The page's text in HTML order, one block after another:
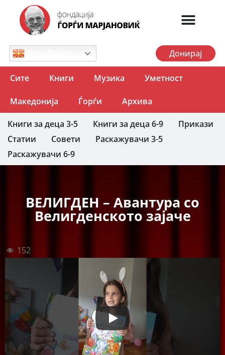
Донирај
Сите Книги Музика Уметност
Македонија Ѓорѓи Архива
Книги за деца 3-5 Книги за деца 6-9
Прикази
Статии
Совети
Раскажувачи 3-5
Раскажувачи 6-9
ВЕЛИГДЕН – Авантура со
Велигденското зајаче
152